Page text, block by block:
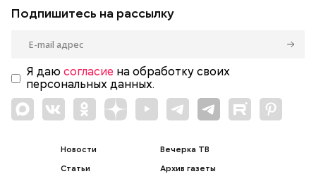
Подпишитесь на рассылку
Я даю согласие на обработку своих
персональных данных.
Новости
Статьи
Вечерка ТВ
Архив газеты